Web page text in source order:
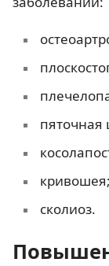
пяточная
кривошея;
сколиоз.